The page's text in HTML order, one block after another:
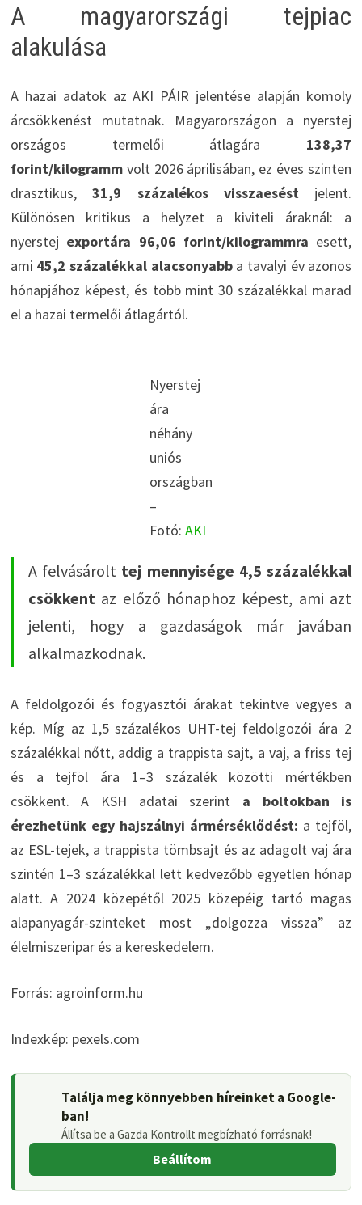
A magyarországi tejpiac
alakulása
A hazai adatok az AKI PÁIR jelentése alapján komoly
árcsökkenést mutatnak. Magyarországon a nyerstej
országos termelői átlagára 138,37
forint/kilogrammvolt 2026 áprilisában, ez éves szinten
drasztikus,31,9 százalékos visszaeséstjelent.
Különösen kritikus a helyzet a kiviteli áraknál: a
nyerstej exportára 96,06 forint/kilogrammra esett,
ami 45,2 százalékkal alacsonyabba tavalyi év azonos
hónapjához képest, és több mint 30 százalékkal marad
el a hazai termelői átlagártól.
Nyerstej
ára
néhány
uniós
országban
–
Fotó: AKI
A felvásárolt tej mennyisége 4,5 százalékkal
csökkent az előző hónaphoz képest, ami azt
jelenti, hogy a gazdaságok már javában
alkalmazkodnak.
A feldolgozói és fogyasztói árakat tekintve vegyes a
kép. Míg az 1,5 százalékos UHT-tej feldolgozói ára 2
százalékkal nőtt, addig a trappista sajt, a vaj, a friss tej
és a tejföl ára 1–3 százalék közötti mértékben
csökkent. A KSH adatai szerint a boltokban is
érezhetünk egy hajszálnyi ármérséklődést: a tejföl,
az ESL-tejek, a trappista tömbsajt és az adagolt vaj ára
szintén 1–3 százalékkal lett kedvezőbb egyetlen hónap
alatt. A 2024 közepétől 2025 közepéig tartó magas
alapanyagár-szinteket most „dolgozza vissza” az
élelmiszeripar és a kereskedelem.
Forrás: agroinform.hu
Indexkép: pexels.com
Találja meg könnyebben híreinket a Google-
ban!
Állítsa be a Gazda Kontrollt megbízható forrásnak!
Beállítom